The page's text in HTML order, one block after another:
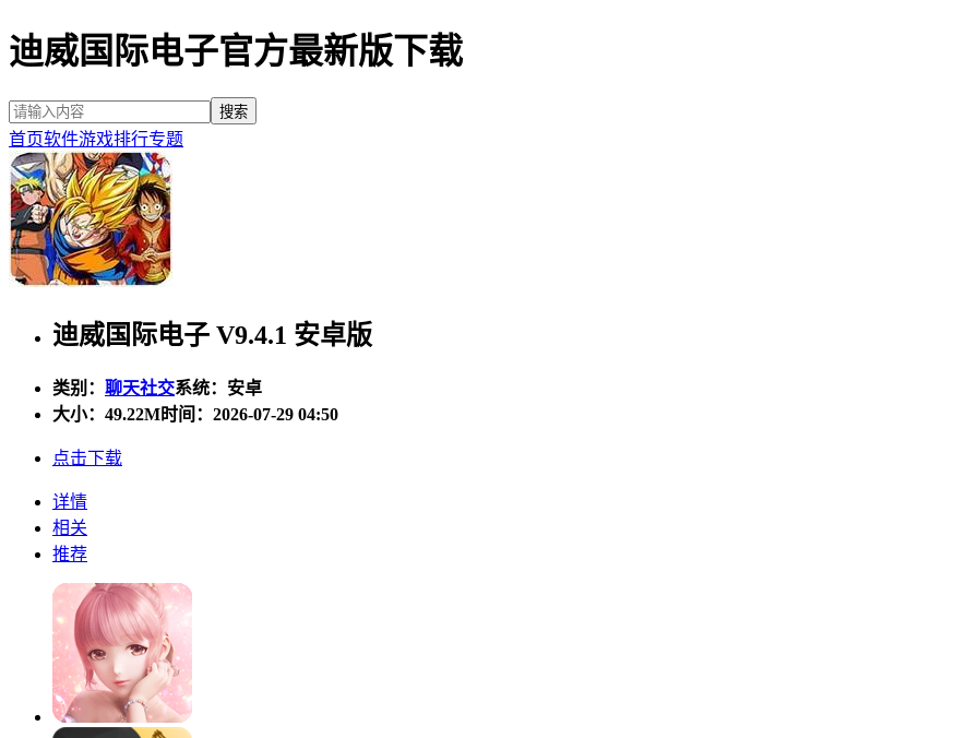
迪威国际电子官方最新版下载
首页软件游戏排行专题
迪威国际电子 V9.4.1 安卓版
类别： 聊天社交系统：安卓
大小： 49.22M时间：2026-07-29 04:50
点击下载
详情
相关
推荐